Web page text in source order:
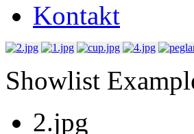
Kontakt
Showlist
2.jpg